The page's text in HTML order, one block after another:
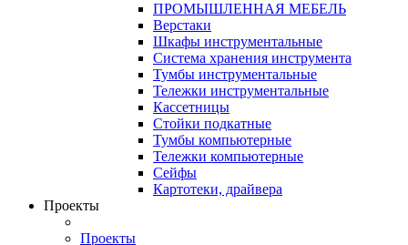
ПРОМЫШЛЕННАЯ МЕБЕЛЬ
Верстаки
Шкафы инструментальные
Система хранения инструмента
Тумбы инструментальные
Тележки инструментальные
Кассетницы
Стойки подкатные
Тумбы компьютерные
Тележки компьютерные
Сейфы
Картотеки, драйвера
Проекты
Проекты